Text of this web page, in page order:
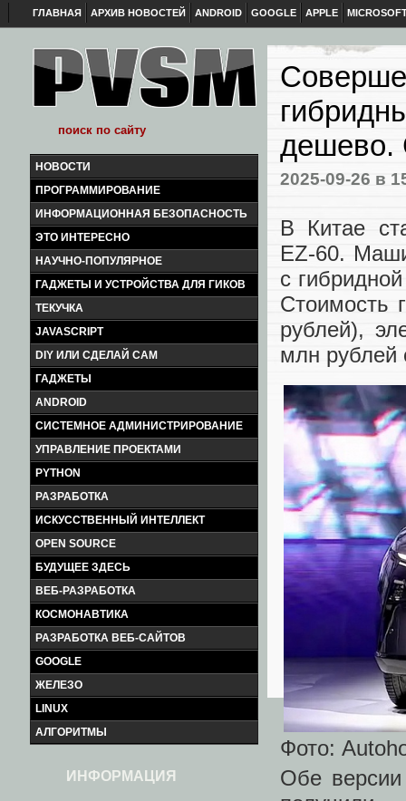
ГЛАВНАЯ АРХИВ НОВОСТЕЙ ANDROID GOOGLE APPLE
НОВОСТИ
ПРОГРАММИРОВАНИЕ
ИНФОРМАЦИОННАЯ БЕЗОПАСНОСТЬ
ЭТО ИНТЕРЕСНО
НАУЧНО-ПОПУЛЯРНОЕ
ГАДЖЕТЫ И УСТРОЙСТВА ДЛЯ ГИКОВ
ТЕКУЧКА
JAVASCRIPT
DIY ИЛИ СДЕЛАЙ САМ
ГАДЖЕТЫ
ANDROID
СИСТЕМНОЕ АДМИНИСТРИРОВАНИЕ
УПРАВЛЕНИЕ ПРОЕКТАМИ
PYTHON
РАЗРАБОТКА
ИСКУССТВЕННЫЙ ИНТЕЛЛЕКТ
OPEN SOURCE
БУДУЩЕЕ ЗДЕСЬ
ВЕБ-РАЗРАБОТКА
КОСМОНАВТИКА
РАЗРАБОТКА ВЕБ-САЙТОВ
GOOGLE
ЖЕЛЕЗО
LINUX
АЛГОРИТМЫ
ИНФОРМАЦИЯ
дешево.
2025-09-26 в
В Китае
EZ-60.
с
Стоимость
рублей),
млн рублей
Фото:
Обе